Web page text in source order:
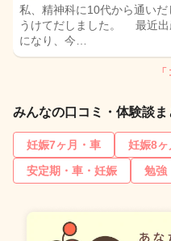
私、精神科に10代から通い
うけてだしました。 最近出
になり、今…
みんなの口コミ・体験談
妊娠7ヶ月・車 妊娠8
安定期・車・妊娠
勉強